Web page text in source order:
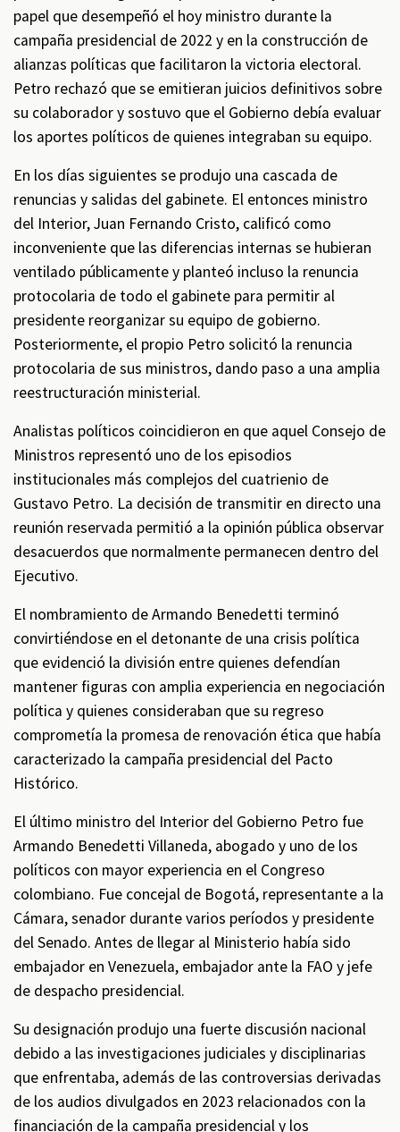
papel que desempeñó el hoy ministro durante la
campaña presidencial de 2022 y en la construcción de
alianzas políticas que facilitaron la victoria electoral.
Petro rechazó que se emitieran juicios definitivos sobre
su colaborador y sostuvo que el Gobierno debía evaluar
los aportes políticos de quienes integraban su equipo.
En los días siguientes se produjo una cascada de
renuncias y salidas del gabinete. El entonces ministro
del Interior, Juan Fernando Cristo, calificó como
inconveniente que las diferencias internas se hubieran
ventilado públicamente y planteó incluso la renuncia
protocolaria de todo el gabinete para permitir al
presidente reorganizar su equipo de gobierno.
Posteriormente, el propio Petro solicitó la renuncia
protocolaria de sus ministros, dando paso a una amplia
reestructuración ministerial.
Analistas políticos coincidieron en que aquel Consejo de
Ministros representó uno de los episodios
institucionales más complejos del cuatrienio de
Gustavo Petro. La decisión de transmitir en directo una
reunión reservada permitió a la opinión pública observar
desacuerdos que normalmente permanecen dentro del
Ejecutivo.
El nombramiento de Armando Benedetti terminó
convirtiéndose en el detonante de una crisis política
que evidenció la división entre quienes defendían
mantener figuras con amplia experiencia en negociación
política y quienes consideraban que su regreso
comprometía la promesa de renovación ética que había
caracterizado la campaña presidencial del Pacto
Histórico.
El último ministro del Interior del Gobierno Petro fue
Armando Benedetti Villaneda, abogado y uno de los
políticos con mayor experiencia en el Congreso
colombiano. Fue concejal de Bogotá, representante a la
Cámara, senador durante varios períodos y presidente
del Senado. Antes de llegar al Ministerio había sido
embajador en Venezuela, embajador ante la FAO y jefe
de despacho presidencial.
Su designación produjo una fuerte discusión nacional
debido a las investigaciones judiciales y disciplinarias
que enfrentaba, además de las controversias derivadas
de los audios divulgados en 2023 relacionados con la
financiación de la campaña presidencial y los